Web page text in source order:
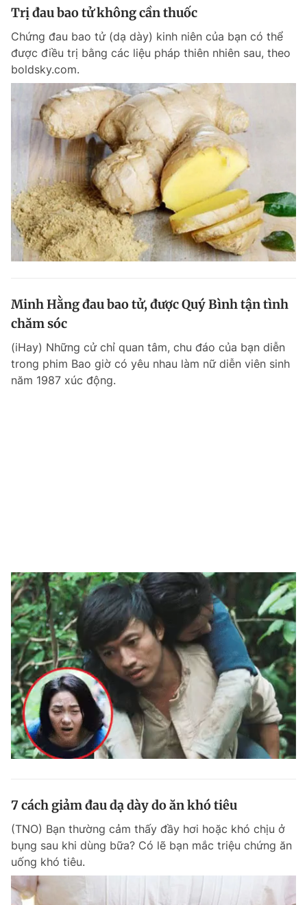
Trị đau bao tử không cần thuốc
Chứng đau bao tử (dạ dày) kinh niên của bạn có thể
được điều trị bằng các liệu pháp thiên nhiên sau, theo
boldsky.com.
Minh Hằng đau bao tử, được Quý Bình tận tình
chăm sóc
(iHay) Những cử chỉ quan tâm, chu đáo của bạn diễn
trong phim Bao giờ có yêu nhau làm nữ diễn viên sinh
năm 1987 xúc động.
7 cách giảm đau dạ dày do ăn khó tiêu
(TNO) Bạn thường cảm thấy đầy hơi hoặc khó chịu ở
bụng sau khi dùng bữa? Có lẽ bạn mắc triệu chứng ăn
uống khó tiêu.